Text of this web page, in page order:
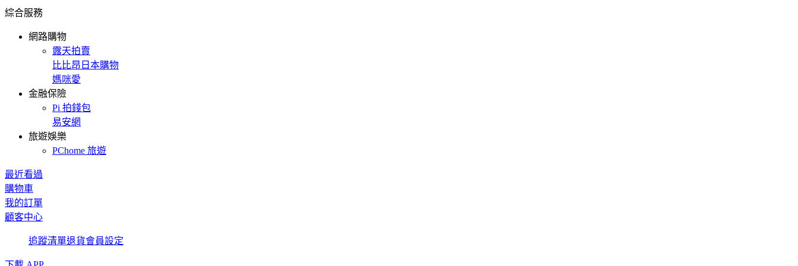
綜合服務
網路購物
露天拍賣
比比昂日本購物
媽咪愛
金融保險
Pi 拍錢包
易安網
旅遊娛樂
PChome 旅遊
最近看過
購物車
我的訂單
顧客中心
追蹤清單退貨會員設定